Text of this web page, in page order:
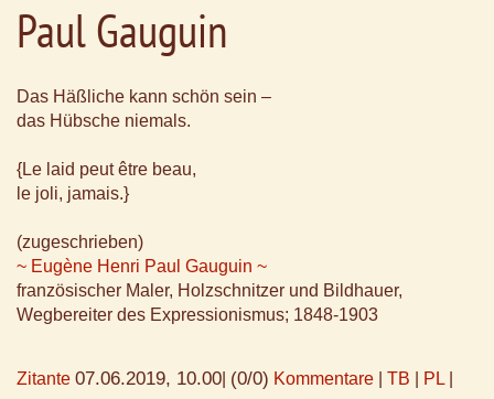
Paul Gauguin
Das Häßliche kann schön sein –
das Hübsche niemals.
{Le laid peut être beau,
le joli, jamais.}
(zugeschrieben)
~ Eugène Henri Paul Gauguin ~
französischer Maler, Holzschnitzer und Bildhauer,
Wegbereiter des Expressionismus; 1848-1903
Zitante 07.06.2019, 10.00 (0/0) Kommentare TB PL